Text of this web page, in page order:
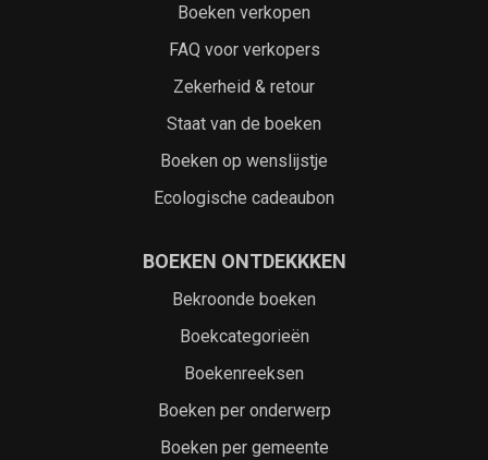
Boeken verkopen
FAQ voor verkopers
Zekerheid & retour
Staat van de boeken
Boeken op wenslijstje
Ecologische cadeaubon
BOEKEN ONTDEKKKEN
Bekroonde boeken
Boekcategorieën
Boekenreeksen
Boeken per onderwerp
Boeken per gemeente